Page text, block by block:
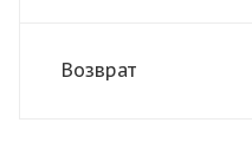
Возврат